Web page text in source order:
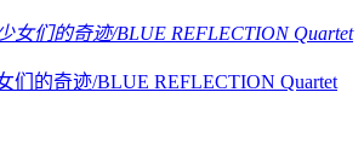
们的奇迹/BLUE REFLECTION Quartet